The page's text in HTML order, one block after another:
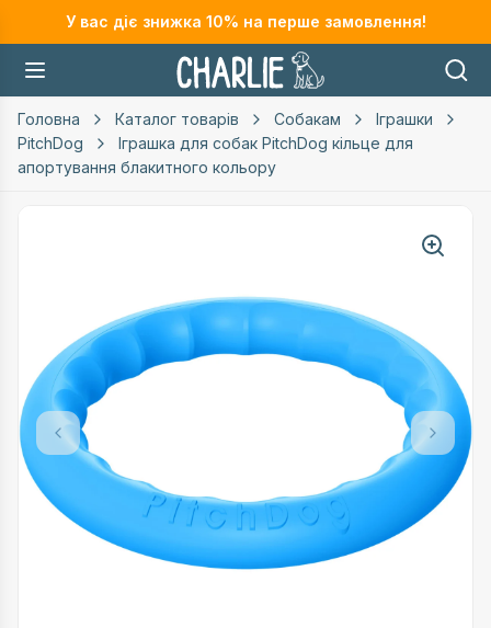
У вас діє знижка 10% на перше замовлення!
Головна Каталог товарів Собакам
Іграшки
PitchDog
Іграшка для собак PitchDog кільце для
апортування блакитного кольору